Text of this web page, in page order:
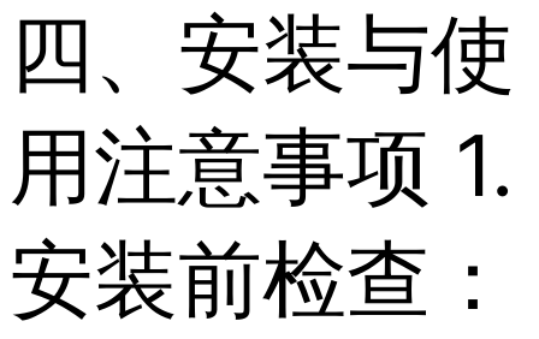
四、安装与使
用注意事项 1.
安装前检查：